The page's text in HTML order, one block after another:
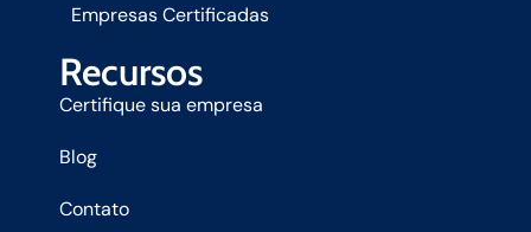
Empresas Certificadas
Recursos
Certifique sua empresa
Blog
Contato